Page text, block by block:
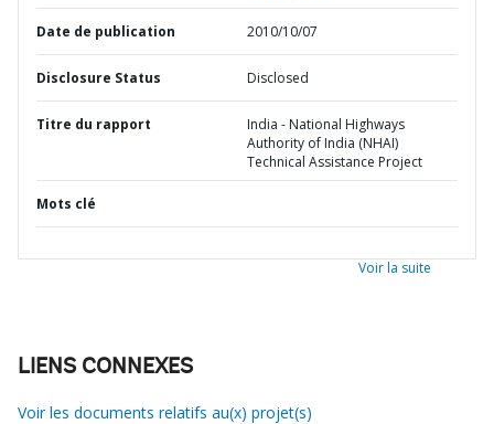
Date de publication 2010/10/07
Disclosure Status Disclosed
Titre du rapport
India - National Highways
Authority of India (NHAI)
Technical Assistance Project
Mots clé
Voir la suite
LIENS CONNEXES
Voir les documents relatifs au(x) projet(s)